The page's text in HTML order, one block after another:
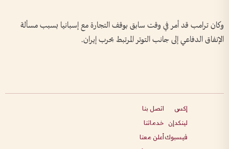
وكان ترامب قد ‌أمر في وقت سابق بوقف التجارة ​مع إسبانيا بسبب مسألة
الإنفاق الدفاعي إلى جانب التوتر المرتبط بحرب إيران.
إكس
لينكدإن
فيسبوك
اتصل بنا
خدماتنا
أعلن معنا